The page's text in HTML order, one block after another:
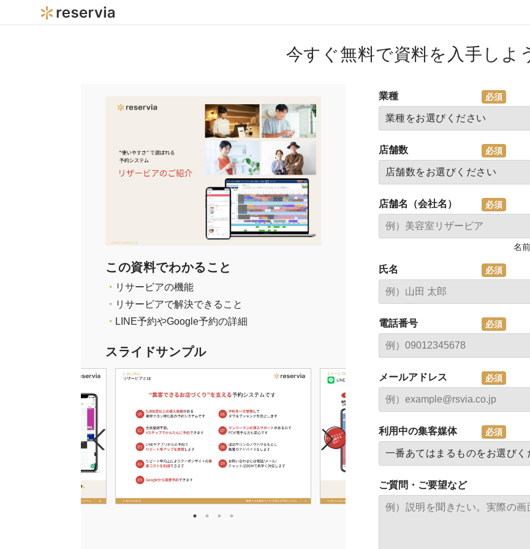
今すぐ無料で資料を入手しよ
この資料でわかること
・ リサービアの機能
・ リサービアで解決できること
・ LINE予約やGoogle予約の詳細
スライドサンプル
業種
店舗数
店舗名（会社名）
名
氏名
電話番号
メールアドレス
利用中の集客媒体
ご質問・ご要望など